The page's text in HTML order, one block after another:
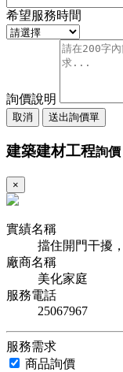
希望服務時間
詢價說明
取消 送出詢價單
建築建材工程詢價
×
實績名稱
擋住開門干擾
廠商名稱
美化家庭
服務電話
25067967
服務需求
商品詢價